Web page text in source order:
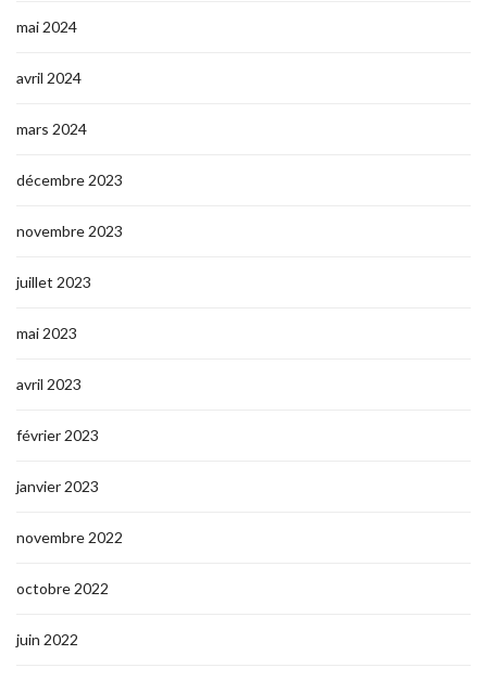
mai 2024
avril 2024
mars 2024
décembre 2023
novembre 2023
juillet 2023
mai 2023
avril 2023
février 2023
janvier 2023
novembre 2022
octobre 2022
juin 2022